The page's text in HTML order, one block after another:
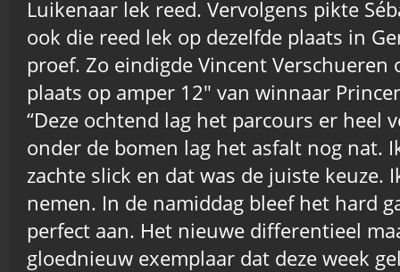
Luikenaar lek reed. Vervolgens pikte
ook die reed lek op dezelfde plaats in
proef. Zo eindigde Vincent Verschueren
plaats op amper 12″ van winnaar
“Deze ochtend lag het parcours er heel
onder de bomen lag het asfalt nog nat.
zachte slick en dat was de juiste keuze.
nemen. In de namiddag bleef het hard
perfect aan. Het nieuwe differentieel
gloednieuw exemplaar dat deze week